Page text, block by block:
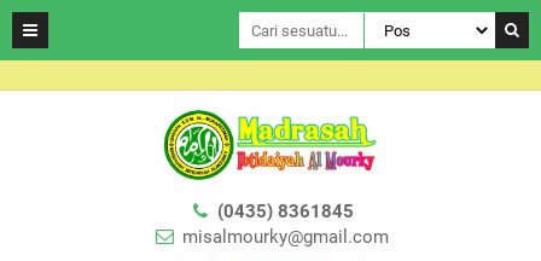
(0435) 8361845
misalmourky@gmail.com